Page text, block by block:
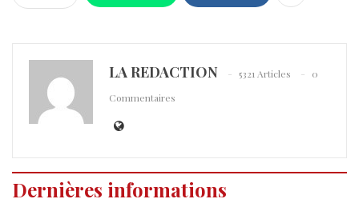
LA REDACTION 5321 Articles
0
Commentaires
Dernières informations